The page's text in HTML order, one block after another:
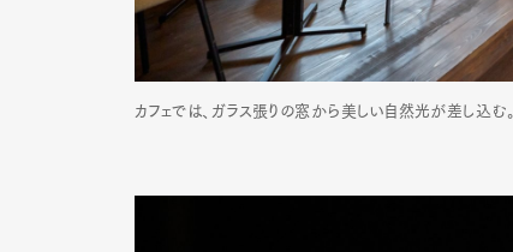
カフェでは、ガラス張りの窓から美しい自然光が差し込む。